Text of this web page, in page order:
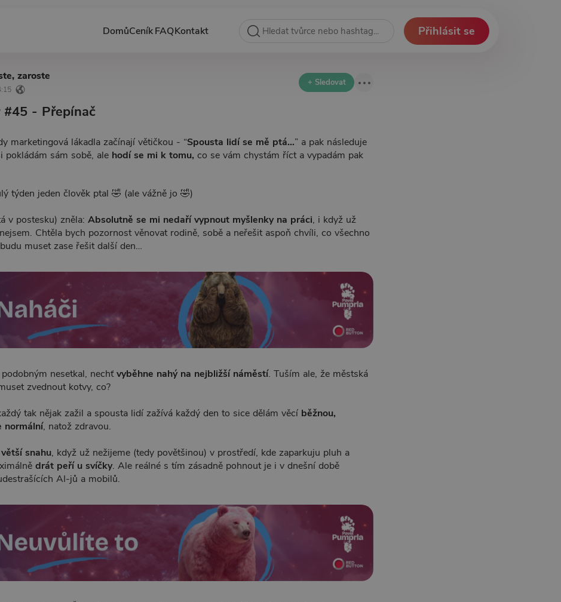
DomůCeníkFAQKontakt Přihlásit se
zaroste + Sledovat
- Přepínač
marketingová lákadla začínají větičkou - “Spousta lidí se mě ptá…” a pak následuje
pokládám sám sobě, ale hodí se mi k tomu, co se vám chystám říct a vypadám pak
týden jeden člověk ptal 🤣 (ale vážně jo 🤣)
v postesku) zněla:Absolutně se mi nedaří vypnout myšlenky na práci, i když už
Chtěla bych pozornost věnovat rodině, sobě a neřešit aspoň chvíli, co všechno
muset zase řešit další den…
nesetkal, nechťvyběhne nahý na nejbližší náměstí. Tuším ale, že městská
zvednout kotvy, co?
tak nějak zažil a spousta lidí zažívá každý den to sice dělám věcí běžnou,
normální, natož zdravou.
snahu, když už nežijeme (tedy povětšinou) v prostředí, kde zaparkuju pluh a
drát peří u svíčky. Ale reálné s tím zásadně pohnout je i v dnešní době
AI-jů a mobilů.